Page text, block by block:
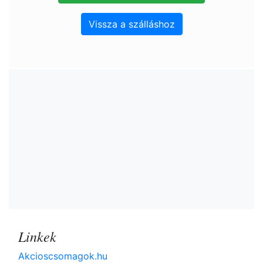
Vissza a szálláshoz
Linkek
Akcioscsomagok.hu